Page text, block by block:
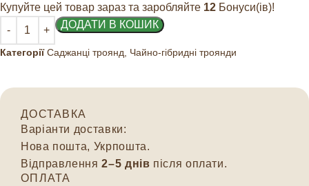
Купуйте цей товар зараз та заробляйте 12 Бонуси(ів)!
ДОДАТИ В КОШИК
Категорії Саджанці троянд Чайно-гібридні троянди
ДОСТАВКА
Варіанти доставки:
Нова пошта, Укрпошта.
Відправлення2–5 днів після оплати.
ОПЛАТА